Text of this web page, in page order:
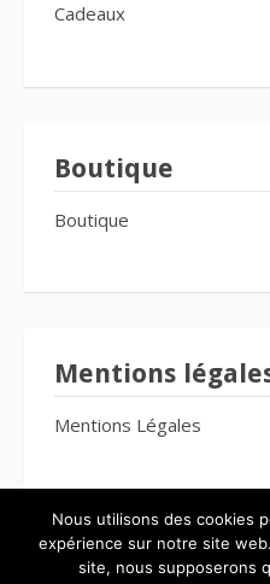
Cadeaux
Boutique
Boutique
Mentions
Mentions Légales
Nous utilisons des cookies
expérience sur notre site
site, nous supposerons